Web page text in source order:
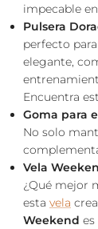
impecable
Pulsera
perfecto
elegante,
Encuentra
Goma para
No solo
Vela
¿Qué mejor
esta vela
Weekend